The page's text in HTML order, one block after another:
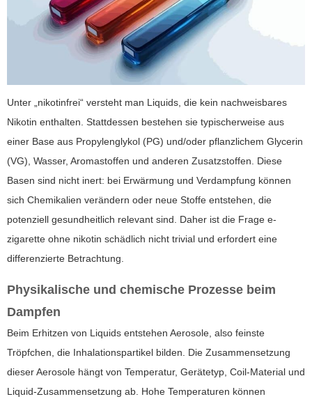
Unter „nikotinfrei“ versteht man Liquids, die kein nachweisbares
Nikotin enthalten. Stattdessen bestehen sie typischerweise aus
einer Base aus Propylenglykol (PG) und/oder pflanzlichem Glycerin
(VG), Wasser, Aromastoffen und anderen Zusatzstoffen. Diese
Basen sind nicht inert: bei Erwärmung und Verdampfung können
sich Chemikalien verändern oder neue Stoffe entstehen, die
potenziell gesundheitlich relevant sind. Daher ist die Frage e-
zigarette ohne nikotin schädlich nicht trivial und erfordert eine
differenzierte Betrachtung.
Physikalische und chemische Prozesse beim
Dampfen
Beim Erhitzen von Liquids entstehen Aerosole, also feinste
Tröpfchen, die Inhalationspartikel bilden. Die Zusammensetzung
dieser Aerosole hängt von Temperatur, Gerätetyp, Coil-Material und
Liquid-Zusammensetzung ab. Hohe Temperaturen können